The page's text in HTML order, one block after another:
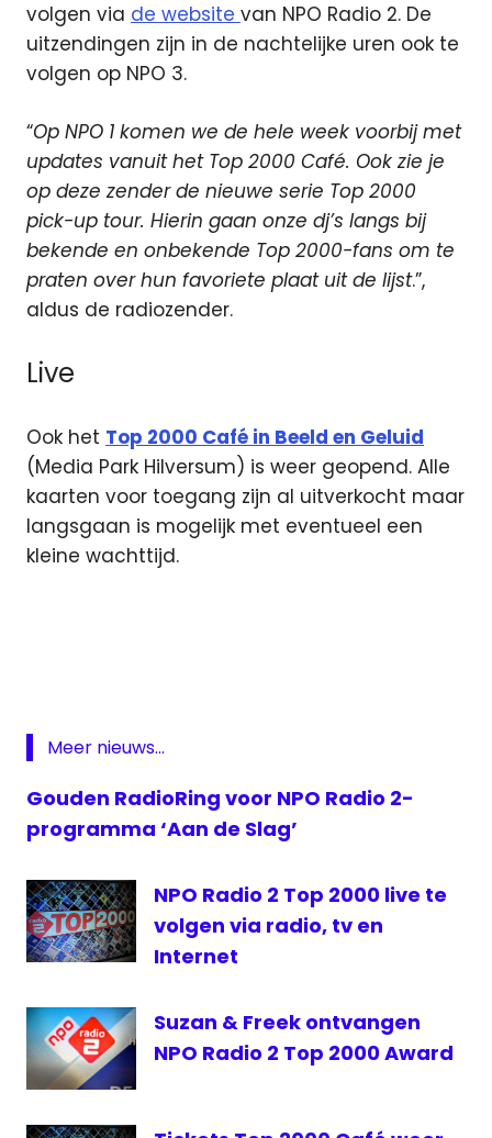
volgen via de website van NPO Radio 2. De
uitzendingen zijn in de nachtelijke uren ook te
volgen op NPO 3.
“Op NPO 1 komen we de hele week voorbij met
updates vanuit het Top 2000 Café. Ook zie je
op deze zender de nieuwe serie Top 2000
pick-up tour. Hierin gaan onze dj’s langs bij
bekende en onbekende Top 2000-fans om te
praten over hun favoriete plaat uit de lijst.”,
aldus de radiozender.
Live
Ook het Top 2000 Café in Beeld en Geluid
(Media Park Hilversum) is weer geopend. Alle
kaarten voor toegang zijn al uitverkocht maar
langsgaan is mogelijk met eventueel een
kleine wachttijd.
Top
1
Radio
2
top
top
2000
KPN
Top
Meer nieuws...
Gouden RadioRing voor NPO Radio 2-
programma ‘Aan de Slag’
NPO Radio 2 Top 2000 live te
volgen via radio, tv en
Internet
Suzan & Freek ontvangen
NPO Radio 2 Top 2000 Award